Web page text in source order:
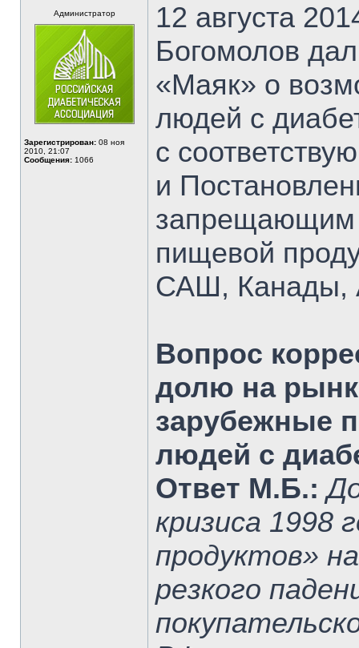
Администратор
Зарегистрирован: 08 ноя
2010, 21:07
Сообщения: 1066
12 августа
Богомолов
«Маяк» о
людей с
с
и
запрещающим
пищевой
САШ, Канады,
Вопрос
долю на
зарубежные
людей с
Ответ М.Б.:
кризиса 1998
продуктов»
резкого